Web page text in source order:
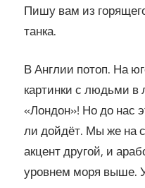
Пишу вам из
танка.
В Англии потоп. На
картинки с людьми в
«Лондон»! Но до нас
ли дойдёт. Мы же на
акцент другой, и
уровнем моря выше.